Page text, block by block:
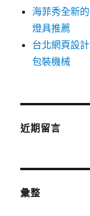
海菲秀全新
燈具推薦
台北網頁設
包裝機械
近期留言
彙整